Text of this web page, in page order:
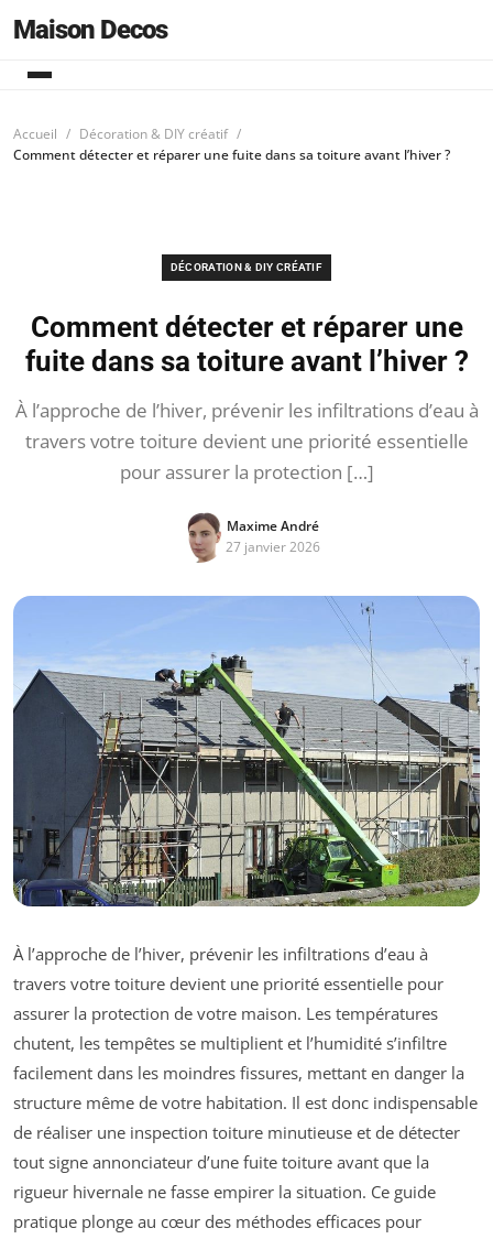
Maison Decos
Accueil
Décoration & DIY créatif
Comment détecter et réparer une fuite dans sa toiture avant l’hiver ?
DÉCORATION & DIY CRÉATIF
Comment détecter et réparer une
fuite dans sa toiture avant l’hiver ?
À l’approche de l’hiver, prévenir les infiltrations d’eau à
travers votre toiture devient une priorité essentielle
pour assurer la protection […]
Maxime André
27 janvier 2026
À l’approche de l’hiver, prévenir les infiltrations d’eau à
travers votre toiture devient une priorité essentielle pour
assurer la protection de votre maison. Les températures
chutent, les tempêtes se multiplient et l’humidité s’infiltre
facilement dans les moindres fissures, mettant en danger la
structure même de votre habitation. Il est donc indispensable
de réaliser une inspection toiture minutieuse et de détecter
tout signe annonciateur d’une fuite toiture avant que la
rigueur hivernale ne fasse empirer la situation. Ce guide
pratique plonge au cœur des méthodes efficaces pour